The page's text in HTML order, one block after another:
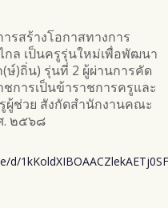
รสร้างโอกาสทางการ
ล เป็นครูรุ่นใหม่เพื่อพัฒนา
)ถิ่น) รุ่นที่ 2 ผู้ผ่านการคัด
ชการเป็นข้าราชการครูและ
ผู้ช่วย สังกัดสำนักงานคณะ
. ๒๕๖๘